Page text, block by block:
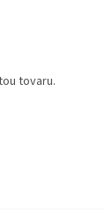
tovaru.